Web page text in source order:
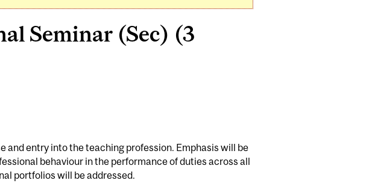
Seminar (Sec) (3
and entry into the teaching profession. Emphasis will be
behaviour in the performance of duties across all
portfolios will be addressed.